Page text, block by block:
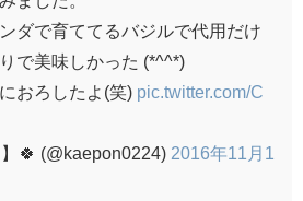
ダで育ててるバジルで代用だけ
で美味しかった (*^^*)
おろしたよ(笑) pic.twitter.com/C
🍀 (@kaepon0224) 2016年11月1